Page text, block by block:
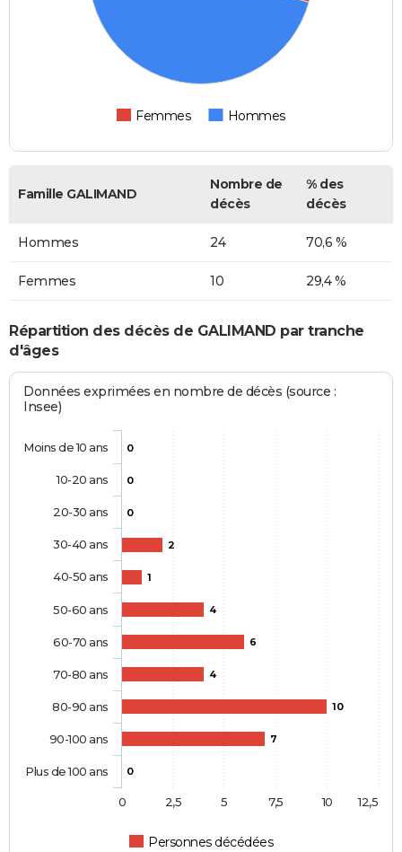
Femmes Hommes
Famille GALIMAND
Nombre de
décès
% des
décès
Hommes 24 70,6 %
Femmes 10 29,4 %
Répartition des décès de GALIMAND par tranche
d'âges
Données exprimées en nombre de décès (source :
Insee)
0
0
0
2
1
4
6
4
10
7
0
Personnes décédées
Moins de 10 ans
10-20 ans
20-30 ans
30-40 ans
40-50 ans
50-60 ans
60-70 ans
70-80 ans
80-90 ans
90-100 ans
Plus de 100 ans
0 10
2,5 5 7,5 12,5